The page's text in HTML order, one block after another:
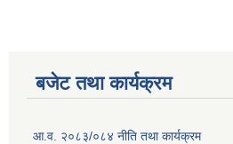
बजेट तथा कार्यक्रम
आ.व. २०८३/०८४ नीति तथा कार्यक्रम